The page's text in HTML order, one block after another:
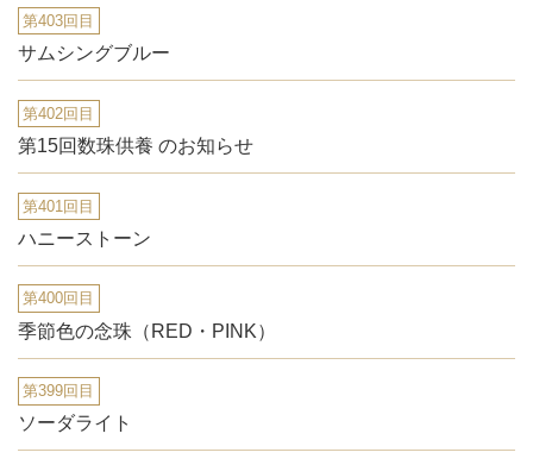
第403回目
サムシングブルー
第402回目
第15回数珠供養 のお知らせ
第401回目
ハニーストーン
第400回目
季節色の念珠（RED・PINK）
第399回目
ソーダライト